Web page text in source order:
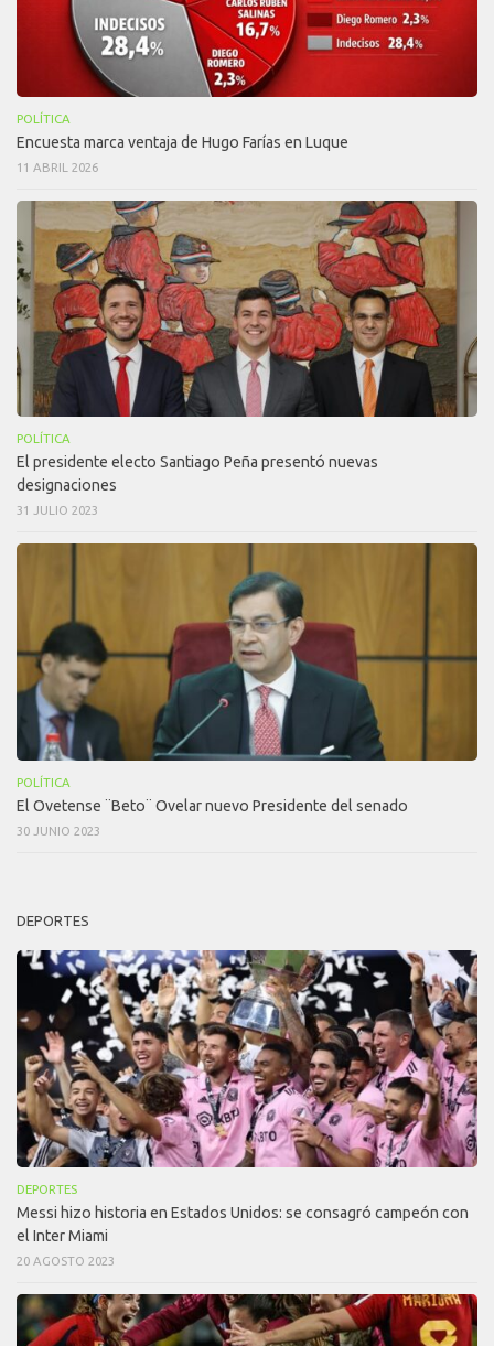
POLÍTICA
Encuesta marca ventaja de Hugo Farías en Luque
11 ABRIL 2026
POLÍTICA
El presidente electo Santiago Peña presentó nuevas
designaciones
31 JULIO 2023
POLÍTICA
El Ovetense ¨Beto¨ Ovelar nuevo Presidente del senado
30 JUNIO 2023
DEPORTES
DEPORTES
Messi hizo historia en Estados Unidos: se consagró campeón con
el Inter Miami
20 AGOSTO 2023